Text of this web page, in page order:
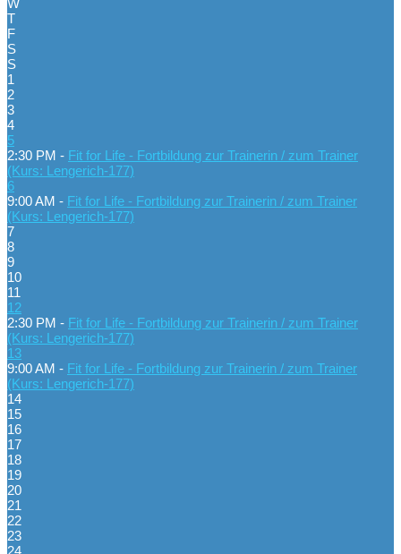
W
T
F
S
S
1
2
3
4
5
2:30 PM - Fit for Life - Fortbildung zur Trainerin / zum Trainer
(Kurs: Lengerich-177)
6
9:00 AM - Fit for Life - Fortbildung zur Trainerin / zum Trainer
(Kurs: Lengerich-177)
7
8
9
10
11
12
2:30 PM - Fit for Life - Fortbildung zur Trainerin / zum Trainer
(Kurs: Lengerich-177)
13
9:00 AM - Fit for Life - Fortbildung zur Trainerin / zum Trainer
(Kurs: Lengerich-177)
14
15
16
17
18
19
20
21
22
23